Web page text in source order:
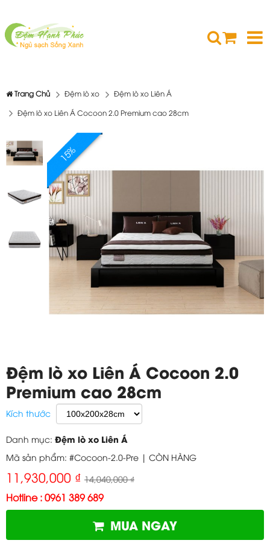
Trang Chủ Đệm lò xo
Đệm lò xo Liên Á
Đệm lò xo Liên Á Cocoon 2.0 Premium cao 28cm
15%
Đệm lò xo Liên Á Cocoon 2.0
Premium cao 28cm
Kích thước
Danh mục: Đệm lò xo Liên Á
Mã sản phẩm: #Cocoon-2.0-Pre | CÒN HÀNG
11,930,000 ₫ 14,040,000 ₫
Hotline : 0961 389 689
MUA NGAY